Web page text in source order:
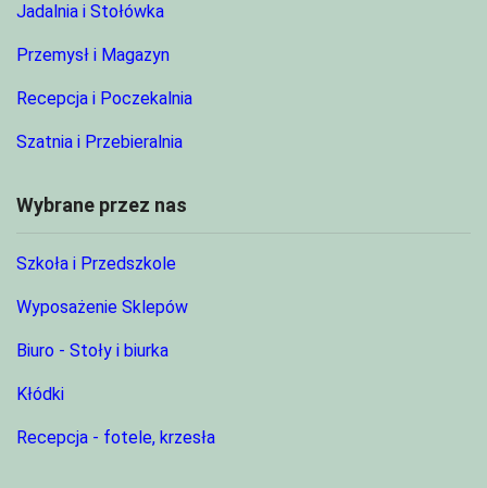
Jadalnia i Stołówka
Przemysł i Magazyn
Recepcja i Poczekalnia
Szatnia i Przebieralnia
Wybrane przez nas
Szkoła i Przedszkole
Wyposażenie Sklepów
Biuro - Stoły i biurka
Kłódki
Recepcja - fotele, krzesła